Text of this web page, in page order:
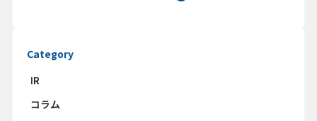
Category
IR
コラム